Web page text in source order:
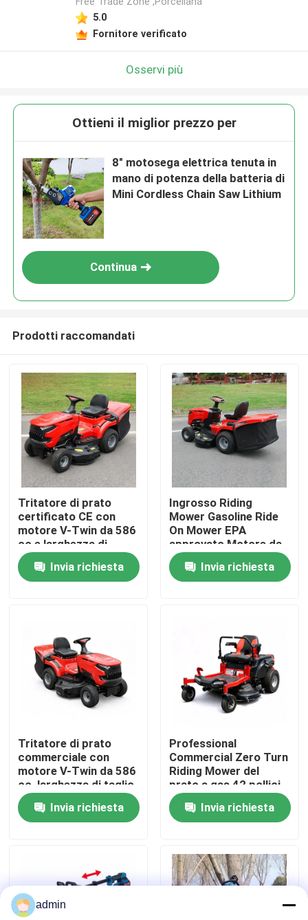
Lasciate un messaggio
Invia
Casa.
Prodotti
Su di noi
display di fabbrica
Contattaci
Chiedi un preventivo
Motosega della benzina
Mini Chainsaw tenuto in mano
motosega elettrica
5.0
Fornitore verificato
Osservi più
Ottieni il miglior prezzo per
8" motosega elettrica tenuta in
mano di potenza della batteria di
Mini Cordless Chain Saw Lithium
Continua
Prodotti raccomandati
Tritatore di prato
certificato CE con
motore V-Twin da 586
cc e larghezza di
taglio di 40,2 pollici
con catturatore di
erba da 245 litri
Invia richiesta
Ingrosso Riding
Mower Gasoline Ride
On Mower EPA
approvato Motore da
420cc 38" Larghezza
di taglio Tractor per
prato OEM supporto
Invia richiesta
Tritatore di prato
commerciale con
motore V-Twin da 586
cc, larghezza di taglio
102 cm e raccolta di
erba da 245 litri
Invia richiesta
Professional
Commercial Zero Turn
Riding Mower del
prato a gas 42 pollici
ZTR Mower
Invia richiesta
admin